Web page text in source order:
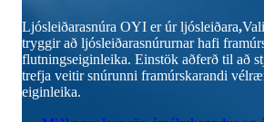
Ljósleiðarasnúra OYI er úr ljósleiðara,
tryggir að ljósleiðarasnúrurnar hafi
flutningseiginleika. Einstök aðferð til að
trefja veitir snúrunni framúrskarandi
eiginleika.